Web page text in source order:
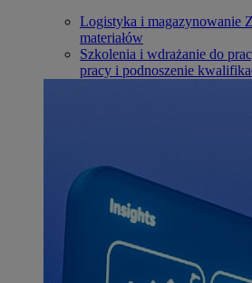
Logistyka i magazynowanie
materiałów
Szkolenia i wdrażanie do
pracy i podnoszenie